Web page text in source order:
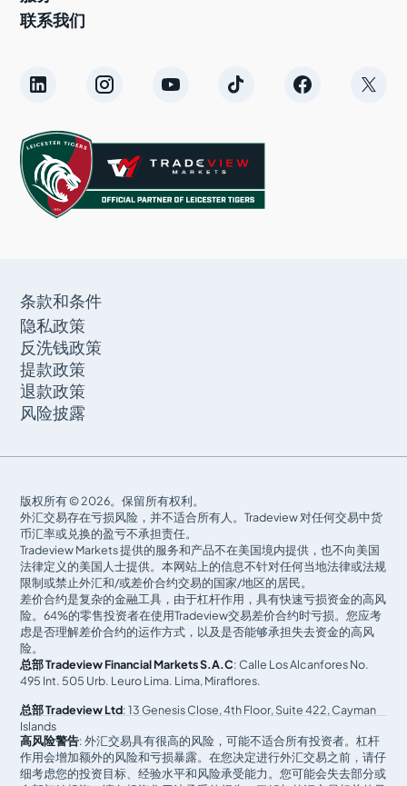
联系我们
条款和条件
隐私政策
反洗钱政策
提款政策
退款政策
风险披露
版权所有 © 2026。保留所有权利。
外汇交易存在亏损风险，并不适合所有人。Tradeview 对任何交易中货
币汇率或兑换的盈亏不承担责任。
Tradeview Markets 提供的服务和产品不在美国境内提供，也不向美国
法律定义的美国人士提供。本网站上的信息不针对任何当地法律或法规
限制或禁止外汇和/或差价合约交易的国家/地区的居民。
差价合约是复杂的金融工具，由于杠杆作用，具有快速亏损资金的高风
险。64%的零售投资者在使用Tradeview交易差价合约时亏损。您应考
虑是否理解差价合约的运作方式，以及是否能够承担失去资金的高风
险。
总部 Tradeview Financial Markets S.A.C: Calle Los Alcanfores No.
495 Int. 505 Urb. Leuro Lima. Lima, Miraflores.
总部 Tradeview Ltd: 13 Genesis Close, 4th Floor, Suite 422, Cayman
Islands
高风险警告: 外汇交易具有很高的风险，可能不适合所有投资者。杠杆
作用会增加额外的风险和亏损暴露。在您决定进行外汇交易之前，请仔
细考虑您的投资目标、经验水平和风险承受能力。您可能会失去部分或